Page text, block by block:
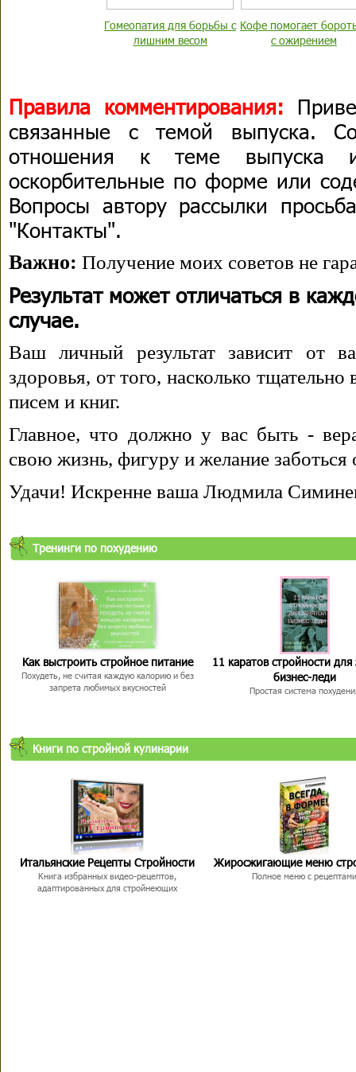
Гомеопатия для борьбы с
лишним весом
Кофе помогает
с ожирением
Правила комментирования:
связанные с темой выпуска.
отношения к теме выпуска
оскорбительные по форме или
Вопросы автору рассылки
"Контакты".
Важно: Получение моих советов не
Результат может отличаться в
случае.
Ваш личный результат зависит от
здоровья, от того, насколько
писем и книг.
Главное, что должно у вас быть -
свою жизнь, фигуру и желание заботься
Удачи! Искренне ваша Людмила
Тренинги по похудению
Как выстроить стройное питание
Похудеть, не считая каждую калорию и без
запрета любимых вкусностей
11 каратов стройности для
бизнес-леди
Простая система
Книги по стройной кулинарии
Итальянские Рецепты Стройности
Книга избранных видео-рецептов,
адаптированных для стройнеющих
Жиросжигающие меню
Полное меню с рецептами